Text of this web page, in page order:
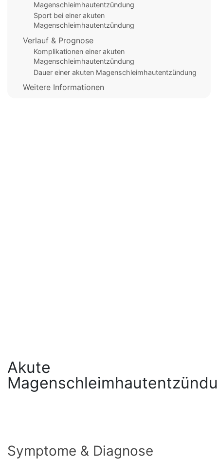
Magenschleimhautentzündung
Sport bei einer akuten
Magenschleimhautentzündung
Verlauf & Prognose
Komplikationen einer akuten
Magenschleimhautentzündung
Dauer einer akuten Magenschleimhautentzündung
Weitere Informationen
Akute
Symptome & Diagnose